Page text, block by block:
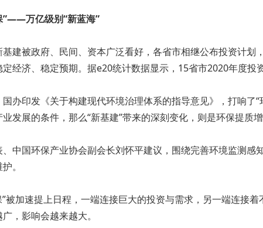
”——万亿级别“新蓝海”
建被政府、民间、资本广泛看好，各省市相继公布投资计
经济、稳定预期。据e20统计数据显示，15省市2020年度投
国办印发《关于构建现代环境治理体系的指导意见》，打响
发展的条件，那么“新基建”带来的深刻变化，则是环保提质
中国环保产业协会副会长刘怀平建议，围绕完善环境监测
。
”被加速提上日程，一端连接巨大的投资与需求，另一端连接
，影响会越来越大。